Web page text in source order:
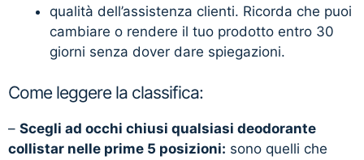
qualità dell’assistenza clienti. Ricorda che puoi
cambiare o rendere il tuo prodotto entro 30
giorni senza dover dare spiegazioni.
Come leggere la classifica:
– Scegli ad occhi chiusi qualsiasi deodorante
collistar nelle prime 5 posizioni: sono quelli che